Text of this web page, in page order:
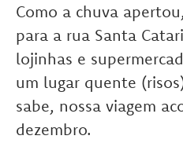
Como a chuva
para a rua Santa
lojinhas e
um lugar quente
sabe, nossa viagem
dezembro.